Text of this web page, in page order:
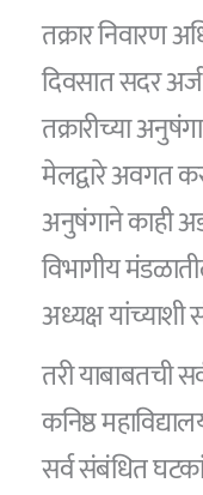
तक्रार निवारण
दिवसात सदर अर्ज
तक्रारीच्या
मेलद्वारे अवगत
अनुषंगाने काही
विभागीय
अध्यक्ष यांच्याशी
तरी याबाबतची
कनिष्ठ
सर्व संबंधित